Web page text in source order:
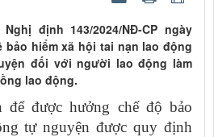
định 143/2024/NĐ-CP ngày
bảo hiểm xã hội tai nạn lao động
đối với người lao động làm
lao động.
để được hưởng chế độ bảo
tự nguyện được quy định